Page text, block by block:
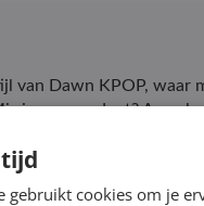
van Dawn KPOP,
je een product? Aarzel
en HANTEO charts.
tijd
gebruikt cookies om je